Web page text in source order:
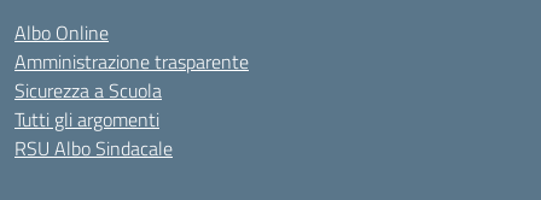
Albo Online
Amministrazione trasparente
Sicurezza a Scuola
Tutti gli argomenti
RSU Albo Sindacale